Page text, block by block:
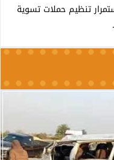
تنظيم حملات تسوية